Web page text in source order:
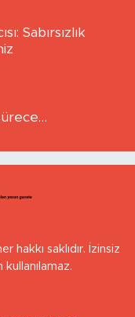
Sabırsızlık
hakkı saklıdır. İzinsiz